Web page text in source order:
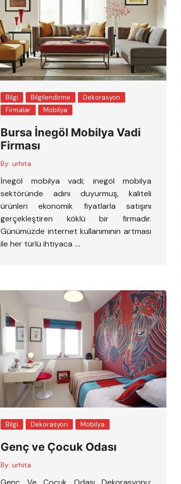
Bilgi Bilgilendirme
Dekorasyon
Firmalar
Mobilya
Bursa İnegöl Mobilya Vadi
Firması
By: urhita
İnegöl mobilya vadi; inegöl mobilya
sektöründe adını duyurmuş, kaliteli
ürünleri ekonomik fiyatlarla satışını
gerçekleştiren köklü bir firmadır.
Günümüzde internet kullanımının artması
ile her türlü ihtiyaca ….
Bilgi Dekorasyon Mobilya
Genç ve Çocuk Odası
By: urhita